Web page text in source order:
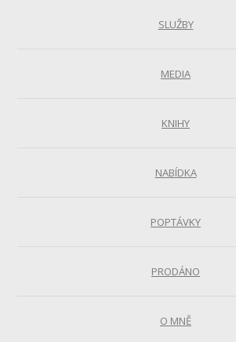
SLUŽBY
MEDIA
KNIHY
NABÍDKA
POPTÁVKY
PRODÁNO
O MNĚ